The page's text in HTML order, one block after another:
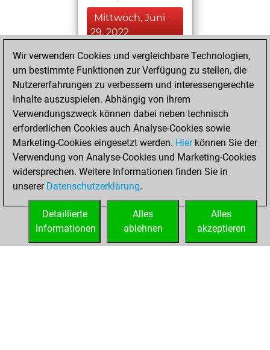
Mittwoch, Juni
29, 2022
You achieved a
BeautyScore of 7
Fritz
achieved a new Elo
of 1549
Dienstag, Juni 28,
2022
You created
your Fritz account
Wir verwenden Cookies und vergleichbare Technologien,
um bestimmte Funktionen zur Verfügung zu stellen, die
Nutzererfahrungen zu verbessern und interessengerechte
Inhalte auszuspielen. Abhängig von ihrem
Verwendungszweck können dabei neben technisch
erforderlichen Cookies auch Analyse-Cookies sowie
Marketing-Cookies eingesetzt werden. Hierkönnen Sie der
Verwendung von Analyse-Cookies und Marketing-Cookies
widersprechen. Weitere Informationen finden Sie in
unserer Datenschutzerklärung.
Alles
akzeptieren
Alles
ablehnen
Detaillierte
Informationen